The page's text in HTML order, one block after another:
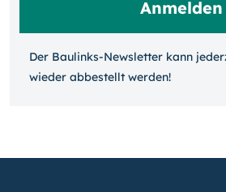
Der Baulinks-Newsletter kann
wieder ab­bestellt werden!